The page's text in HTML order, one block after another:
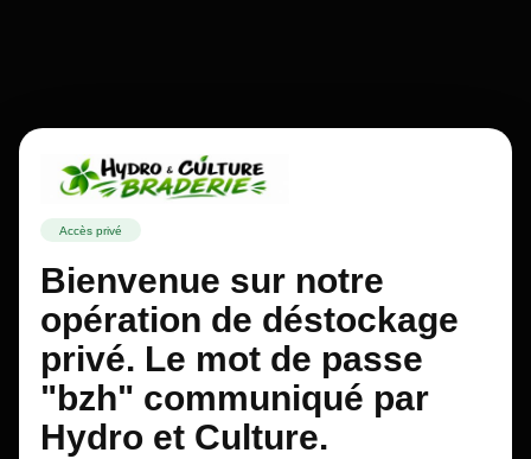
Accès privé
Bienvenue sur notre
opération de déstockage
privé. Le mot de passe
"bzh" communiqué par
Hydro et Culture.